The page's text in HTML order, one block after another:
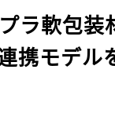
ラ軟包装
携モデル